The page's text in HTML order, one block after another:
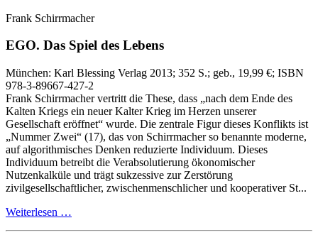
Frank Schirrmacher
EGO. Das Spiel des Lebens
München: Karl Blessing Verlag 2013; 352 S.; geb., 19,99 €; ISBN
978-3-89667-427-2
Frank Schirrmacher vertritt die These, dass „nach dem Ende des
Kalten Kriegs ein neuer Kalter Krieg im Herzen unserer
Gesellschaft eröffnet“ wurde. Die zentrale Figur dieses Konflikts ist
„Nummer Zwei“ (17), das von Schirrmacher so benannte moderne,
auf algorithmisches Denken reduzierte Individuum. Dieses
Individuum betreibt die Verabsolutierung ökonomischer
Nutzenkalküle und trägt sukzessive zur Zerstörung
zivilgesellschaftlicher, zwischenmenschlicher und kooperativer St...
Weiterlesen …